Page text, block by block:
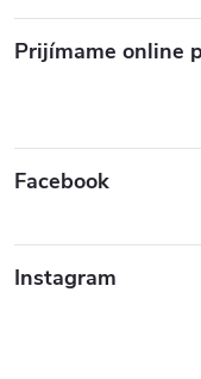
Prijímame online
Facebook
Instagram